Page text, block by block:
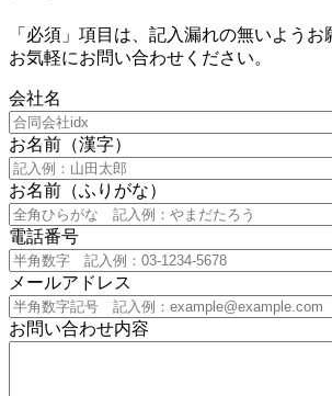
「必須」項目は、記入漏れの無いようお
お気軽にお問い合わせください。
会社名
お名前（漢字）
お名前（ふりがな）
電話番号
メールアドレス
お問い合わせ内容